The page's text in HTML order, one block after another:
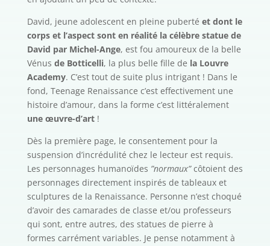
David, jeune adolescent en pleine puberté et dont le
corps et l’aspect sont en réalité la célèbre statue de
David par Michel-Ange, est fou amoureux de la belle
Vénus de Botticelli, la plus belle fille de la Louvre
Academy. C’est tout de suite plus intrigant ! Dans le
fond, Teenage Renaissance c’est effectivement une
histoire d’amour, dans la forme c’est littéralement
une œuvre-d’art!
Dès la première page, le consentement pour la
suspension d’incrédulité chez le lecteur est requis.
Les personnages humanoïdes ”normaux”côtoient des
personnages directement inspirés de tableaux et
sculptures de la Renaissance. Personne n’est choqué
d’avoir des camarades de classe et/ou professeurs
qui sont, entre autres, des statues de pierre à
formes carrément variables. Je pense notamment à